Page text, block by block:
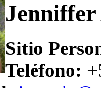
Sitio
Teléfono: